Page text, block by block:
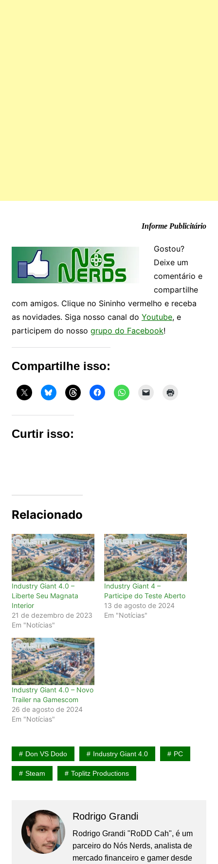
Informe Publicitário
Gostou?
Deixe um
comentário e
compartilhe
com amigos. Clique no Sininho vermelho e receba
as novidades. Siga nosso canal do Youtube, e
participem do nosso grupo do Facebook!
Compartilhe isso:
Curtir isso:
Relacionado
Industry Giant 4.0 –
Liberte Seu Magnata
Interior
21 de dezembro de 2023
Em "Notícias"
Industry Giant 4 –
Participe do Teste Aberto
13 de agosto de 2024
Em "Notícias"
Industry Giant 4.0 – Novo
Trailer na Gamescom
26 de agosto de 2024
Em "Notícias"
Don VS Dodo Industry Giant 4.0 PC
Steam Toplitz Productions
Rodrigo Grandi
Rodrigo Grandi "RoDD Cah", é um
parceiro do Nós Nerds, analista de
mercado financeiro e gamer desde